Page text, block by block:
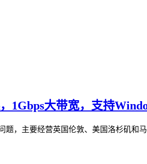
1Gbps大带宽，支持
，主要经营英国伦敦、美国洛杉矶和